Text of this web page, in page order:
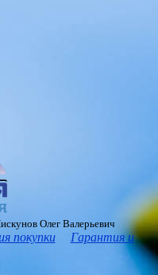
Олег Валерьевич
покупки
Гарантия и